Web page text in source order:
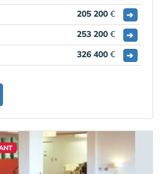
205 200 €
➔
253 200 €
➔
326 400 € ➔